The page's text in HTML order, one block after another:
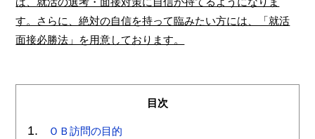
す。さらに、絶対の自信を持って臨みたい方には、「就活
面接必勝法」を用意しております。
目次
ＯＢ訪問の目的